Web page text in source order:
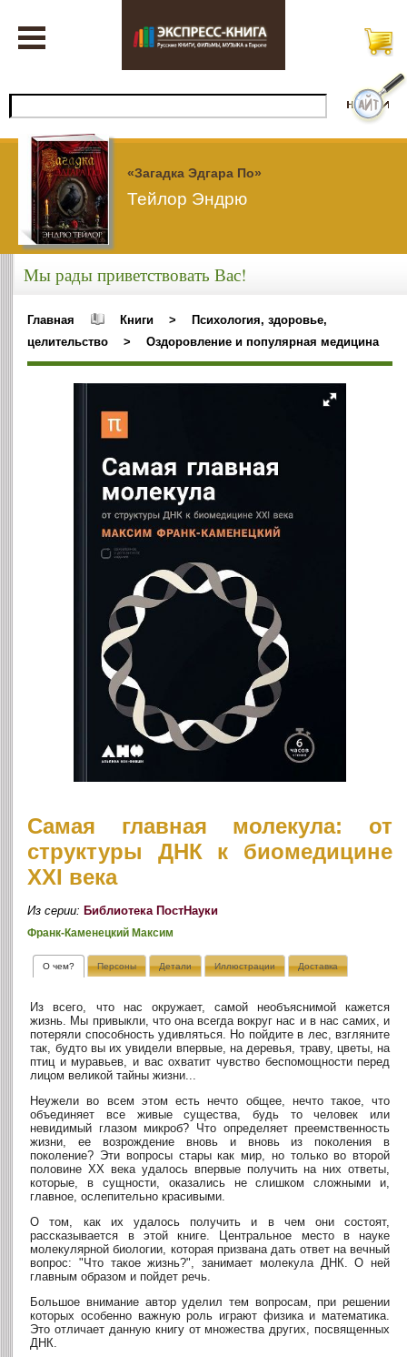
«Загадка Эдгара По»
Тейлор Эндрю
Мы рады приветствовать Вас!
Главная Книги >
Психология, здоровье,
целительство
> Оздоровление и популярная медицина
Самая главная молекула: от
структуры ДНК к биомедицине
XXI века
Из серии:Библиотека ПостНауки
Франк-Каменецкий Максим
О чем? Персоны Детали Иллюстрации Доставка
Из всего, что нас окружает, самой необъяснимой кажется
жизнь. Мы привыкли, что она всегда вокруг нас и в нас самих, и
потеряли способность удивляться. Но пойдите в лес, взгляните
так, будто вы их увидели впервые, на деревья, траву, цветы, на
птиц и муравьев, и вас охватит чувство беспомощности перед
лицом великой тайны жизни...
Неужели во всем этом есть нечто общее, нечто такое, что
объединяет все живые существа, будь то человек или
невидимый глазом микроб? Что определяет преемственность
жизни, ее возрождение вновь и вновь из поколения в
поколение? Эти вопросы стары как мир, но только во второй
половине XX века удалось впервые получить на них ответы,
которые, в сущности, оказались не слишком сложными и,
главное, ослепительно красивыми.
О том, как их удалось получить и в чем они состоят,
рассказывается в этой книге. Центральное место в науке
молекулярной биологии, которая призвана дать ответ на вечный
вопрос: "Что такое жизнь?", занимает молекула ДНК. О ней
главным образом и пойдет речь.
Большое внимание автор уделил тем вопросам, при решении
которых особенно важную роль играют физика и математика.
Это отличает данную книгу от множества других, посвященных
ДНК.